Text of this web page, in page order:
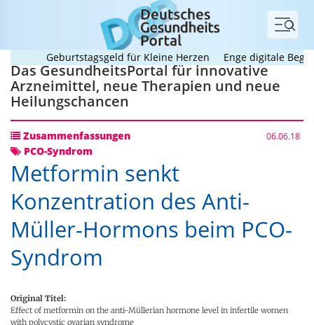
Menü
Geburtstagsgeld für Kleine Herzen Enge digitale
Das GesundheitsPortal für innovative
Arzneimittel, neue Therapien und neue
Heilungschancen
Zusammenfassungen 06.06.18
PCO-Syndrom
Metformin senkt
Konzentration des Anti-
Müller-Hormons beim PCO-
Syndrom
Original Titel:
Effect of metformin on the anti-Müllerian hormone level in infertile women
with polycystic ovarian syndrome